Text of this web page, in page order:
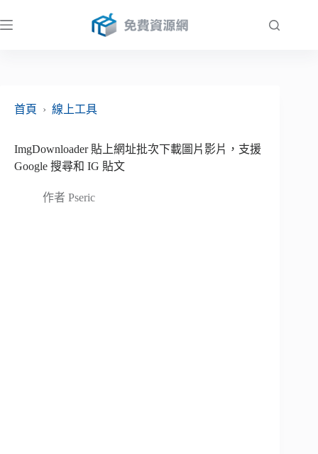
至
首頁
› 線上工具
ImgDownloader 貼上網址批次下載圖片影片，支援
Google 搜尋和 IG 貼文
作者 Pseric